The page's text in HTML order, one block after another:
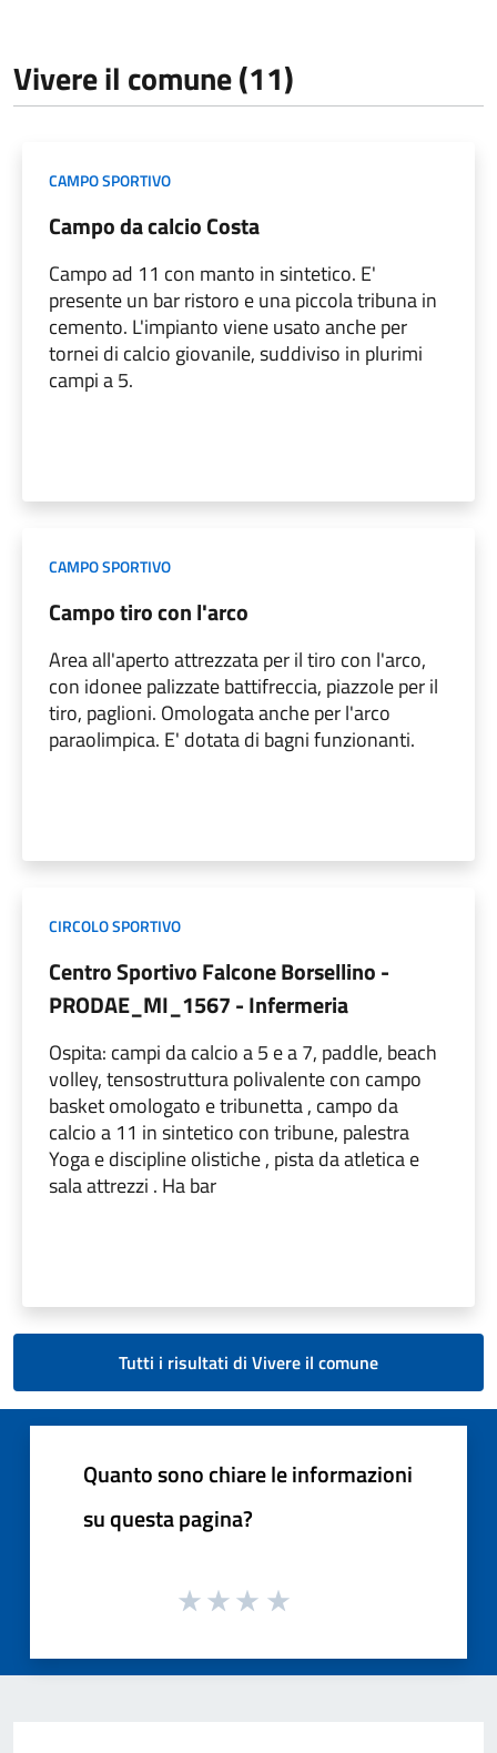
Vivere il comune (11)
CAMPO SPORTIVO
Campo da calcio Costa
Campo ad 11 con manto in sintetico. E'
presente un bar ristoro e una piccola tribuna in
cemento. L'impianto viene usato anche per
tornei di calcio giovanile, suddiviso in plurimi
campi a 5.
CAMPO SPORTIVO
Campo tiro con l'arco
Area all'aperto attrezzata per il tiro con l'arco,
con idonee palizzate battifreccia, piazzole per il
tiro, paglioni. Omologata anche per l'arco
paraolimpica. E' dotata di bagni funzionanti.
CIRCOLO SPORTIVO
Centro Sportivo Falcone Borsellino -
PRODAE_MI_1567 - Infermeria
Ospita: campi da calcio a 5 e a 7, paddle, beach
volley, tensostruttura polivalente con campo
basket omologato e tribunetta , campo da
calcio a 11 in sintetico con tribune, palestra
Yoga e discipline olistiche , pista da atletica e
sala attrezzi . Ha bar
Tutti i risultati di Vivere il comune
Quanto sono chiare le informazioni
su questa pagina?